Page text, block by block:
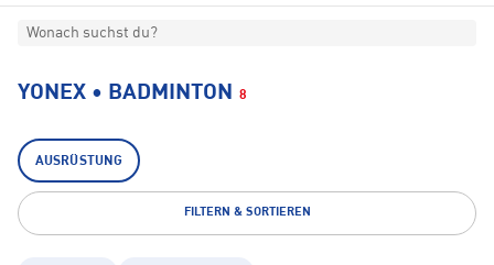
Wonach suchst du?
YONEX • BADMINTON 8
AUSRÜSTUNG
FILTERN & SORTIEREN